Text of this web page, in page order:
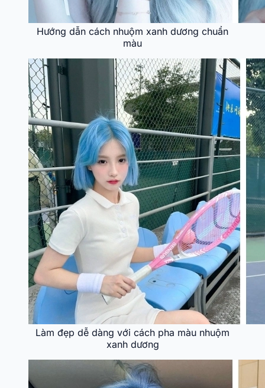
Hướng dẫn cách nhuộm xanh dương chuẩn
màu
Làm đẹp dễ dàng với cách pha màu nhuộm
xanh dương